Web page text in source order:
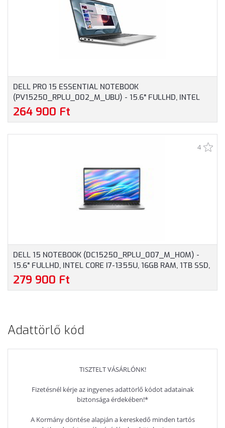
DELL PRO 15 ESSENTIAL NOTEBOOK
(PV15250_RPLU_002_M_UBU) - 15.6" FULLHD, INTEL
CORE I7-1355U, 16GB RAM, 512GB SSD, MAGYAR
BILLENTYŰZET, OPERÁCIÓS RENDSZER NÉLKÜL, 3 ÉV
264 900 Ft
4
DELL 15 NOTEBOOK (DC15250_RPLU_007_M_HOM) -
15.6" FULLHD, INTEL CORE I7-1355U, 16GB RAM, 1TB SSD,
MAGYAR BILLENTYŰZET, WINDOWS 11 HOME, 3 ÉV
GARANCIA, EZÜST SZÍNBEN
279 900 Ft
Adattörlő kód
TISZTELT VÁSÁRLÓNK!
Fizetésnél kérje az ingyenes adattörlő kódot adatainak
biztonsága érdekében!*
A Kormány döntése alapján a kereskedő minden tartós